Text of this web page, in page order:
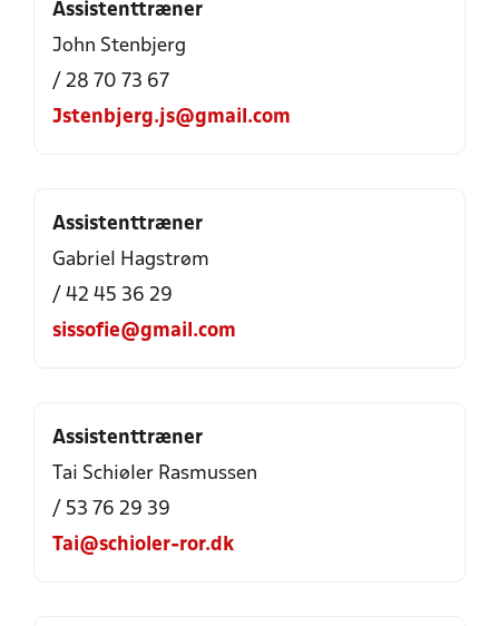
Assistenttræner
John Stenbjerg
/ 28 70 73 67
Jstenbjerg.js@gmail.com
Assistenttræner
Gabriel Hagstrøm
/ 42 45 36 29
sissofie@gmail.com
Assistenttræner
Tai Schiøler Rasmussen
/ 53 76 29 39
Tai@schioler-ror.dk